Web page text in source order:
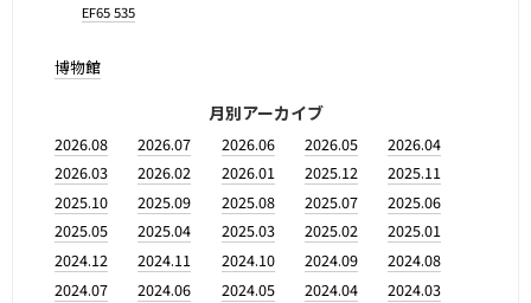
EF65 535
博物館
月別アーカイブ
2026.08 2026.07 2026.06 2026.05
2026.04
2026.03
2026.02 2026.01 2025.12
2025.11
2025.10
2025.09 2025.08 2025.07
2025.06
2025.05
2025.04 2025.03 2025.02
2025.01
2024.12
2024.11 2024.10 2024.09
2024.08
2024.07
2024.06 2024.05 2024.04
2024.03